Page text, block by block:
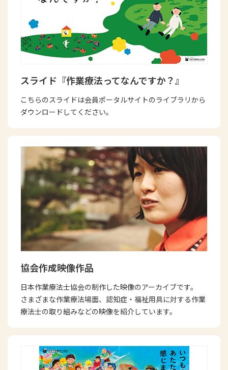
スライド『作業療法ってなんですか？』
こちらのスライドは会員ポータルサイトのライブラリから
ダウンロードしてください。
協会作成映像作品
日本作業療法士協会の制作した映像のアーカイブです。
さまざまな作業療法場面、認知症・福祉用具に対する作業
療法士の取り組みなどの映像を紹介しています。